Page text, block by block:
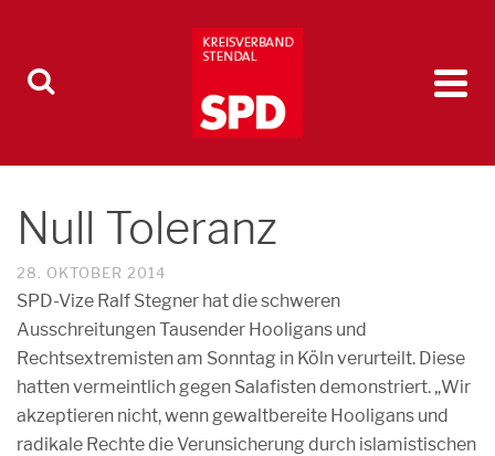
Null Toleranz
28. OKTOBER 2014
SPD-Vize Ralf Stegner hat die schweren
Ausschreitungen Tausender Hooligans und
Rechtsextremisten am Sonntag in Köln verurteilt. Diese
hatten vermeintlich gegen Salafisten demonstriert. „Wir
akzeptieren nicht, wenn gewaltbereite Hooligans und
radikale Rechte die Verunsicherung durch islamistischen